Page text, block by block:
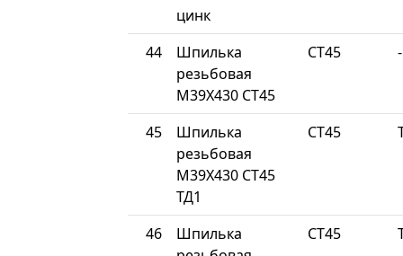
цинк
44
Шпилька
резьбовая
М39Х430 СТ45
СТ45 -
45
Шпилька
резьбовая
М39Х430 СТ45
ТД1
СТ45
46
Шпилька
СТ45